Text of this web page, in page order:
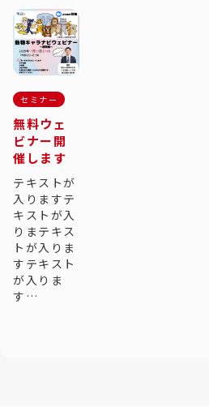
セミナー
無料ウェ
ビナー開
催します
テキストが
入りますテ
キストが入
りまテキス
トが入りま
すテキスト
が入りま
す…